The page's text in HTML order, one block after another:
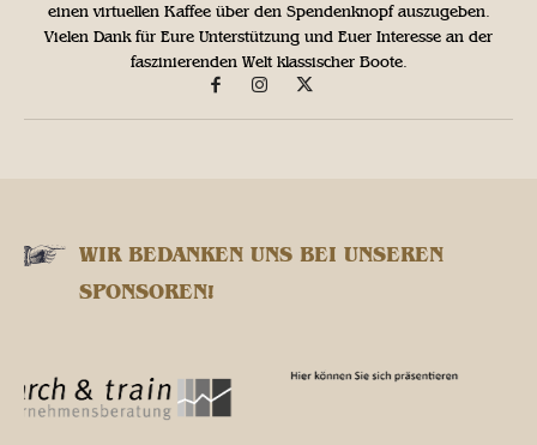
einen virtuellen Kaffee über den Spendenknopf auszugeben.
Vielen Dank für Eure Unterstützung und Euer Interesse an der
faszinierenden Welt klassischer Boote.
WIR BEDANKEN UNS BEI UNSEREN
SPONSOREN!